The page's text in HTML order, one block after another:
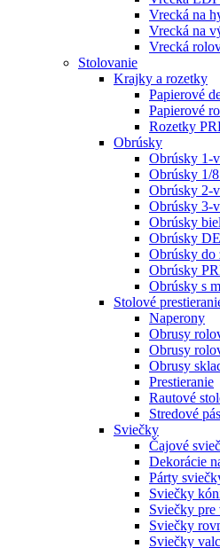
Vrecká na
Vrecká na
Vrecká
Stolovanie
Krajky a rozetky
Papierové
Papierové
Rozetky
Obrúsky
Obrúsky 1-
Obrúsky 1/
Obrúsky 2-
Obrúsky 3-
Obrúsky
Obrúsky
Obrúsky do
Obrúsky
Obrúsky s
Stolové
Naperony
Obrusy
Obrusy
Obrusy
Prestieranie
Rautové
Stredové
Sviečky
Čajové
Dekorácie
Párty
Sviečky
Sviečky pre
Sviečky
Sviečky